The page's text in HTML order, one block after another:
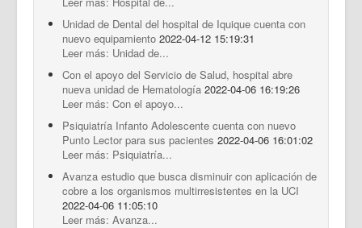
Unidad de Dental del hospital de Iquique cuenta con
nuevo equipamiento 2022-04-12 15:19:31
Leer más: Unidad de...
Con el apoyo del Servicio de Salud, hospital abre
nueva unidad de Hematología 2022-04-06 16:19:26
Leer más: Con el apoyo...
Psiquiatría Infanto Adolescente cuenta con nuevo
Punto Lector para sus pacientes 2022-04-06 16:01:02
Leer más: Psiquiatría...
Avanza estudio que busca disminuir con aplicación de
cobre a los organismos multirresistentes en la UCI
2022-04-06 11:05:10
Leer más: Avanza...